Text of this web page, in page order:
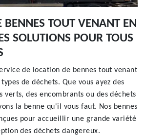
BENNES TOUT VENANT EN
SOLUTIONS POUR TOUS
de location de bennes tout venant
de déchets. Que vous ayez des
verts, des encombrants ou des déchets
la benne qu'il vous faut. Nos bennes
pour accueillir une grande variété
des déchets dangereux.